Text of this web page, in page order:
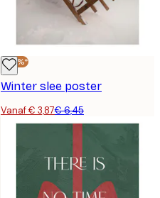
-40%*
Winter slee poster
Vanaf € 3,87€ 6,45